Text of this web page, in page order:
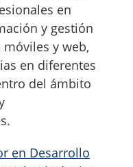
en
y gestión
y web,
en diferentes
del ámbito
en Desarrollo